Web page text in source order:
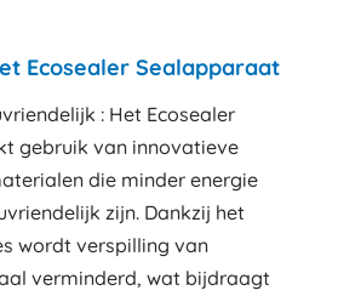
Ecosealer Sealapparaat
: Het Ecosealer
gebruik van innovatieve
die minder energie
zijn. Dankzij het
wordt verspilling van
verminderd, wat bijdraagt